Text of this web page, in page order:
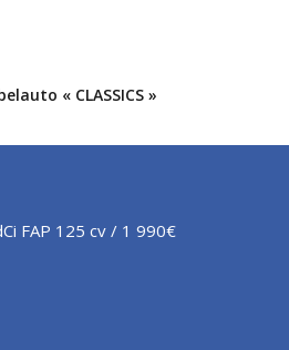
« CLASSICS »
FAP 125 cv / 1 990€